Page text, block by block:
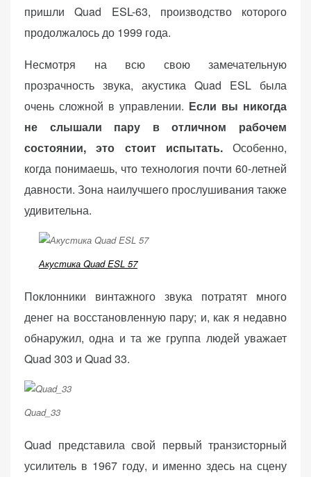
пришли Quad ESL-63, производство которого
продолжалось до 1999 года.
Несмотря на всю свою замечательную
прозрачность звука, акустика Quad ESL была
очень сложной в управлении. Если вы никогда
не слышали пару в отличном рабочем
состоянии, это стоит испытать.Особенно,
когда понимаешь, что технология почти 60-летней
давности. Зона наилучшего прослушивания также
удивительна.
Акустика Quad ESL 57
Поклонники винтажного звука потратят много
денег на восстановленную пару; и, как я недавно
обнаружил, одна и та же группа людей уважает
Quad 303 и Quad 33.
Quad_33
Quad представила свой первый транзисторный
усилитель в 1967 году, и именно здесь на сцену
посещении нашего
вероятность
персонализированного
контента и
предложений.